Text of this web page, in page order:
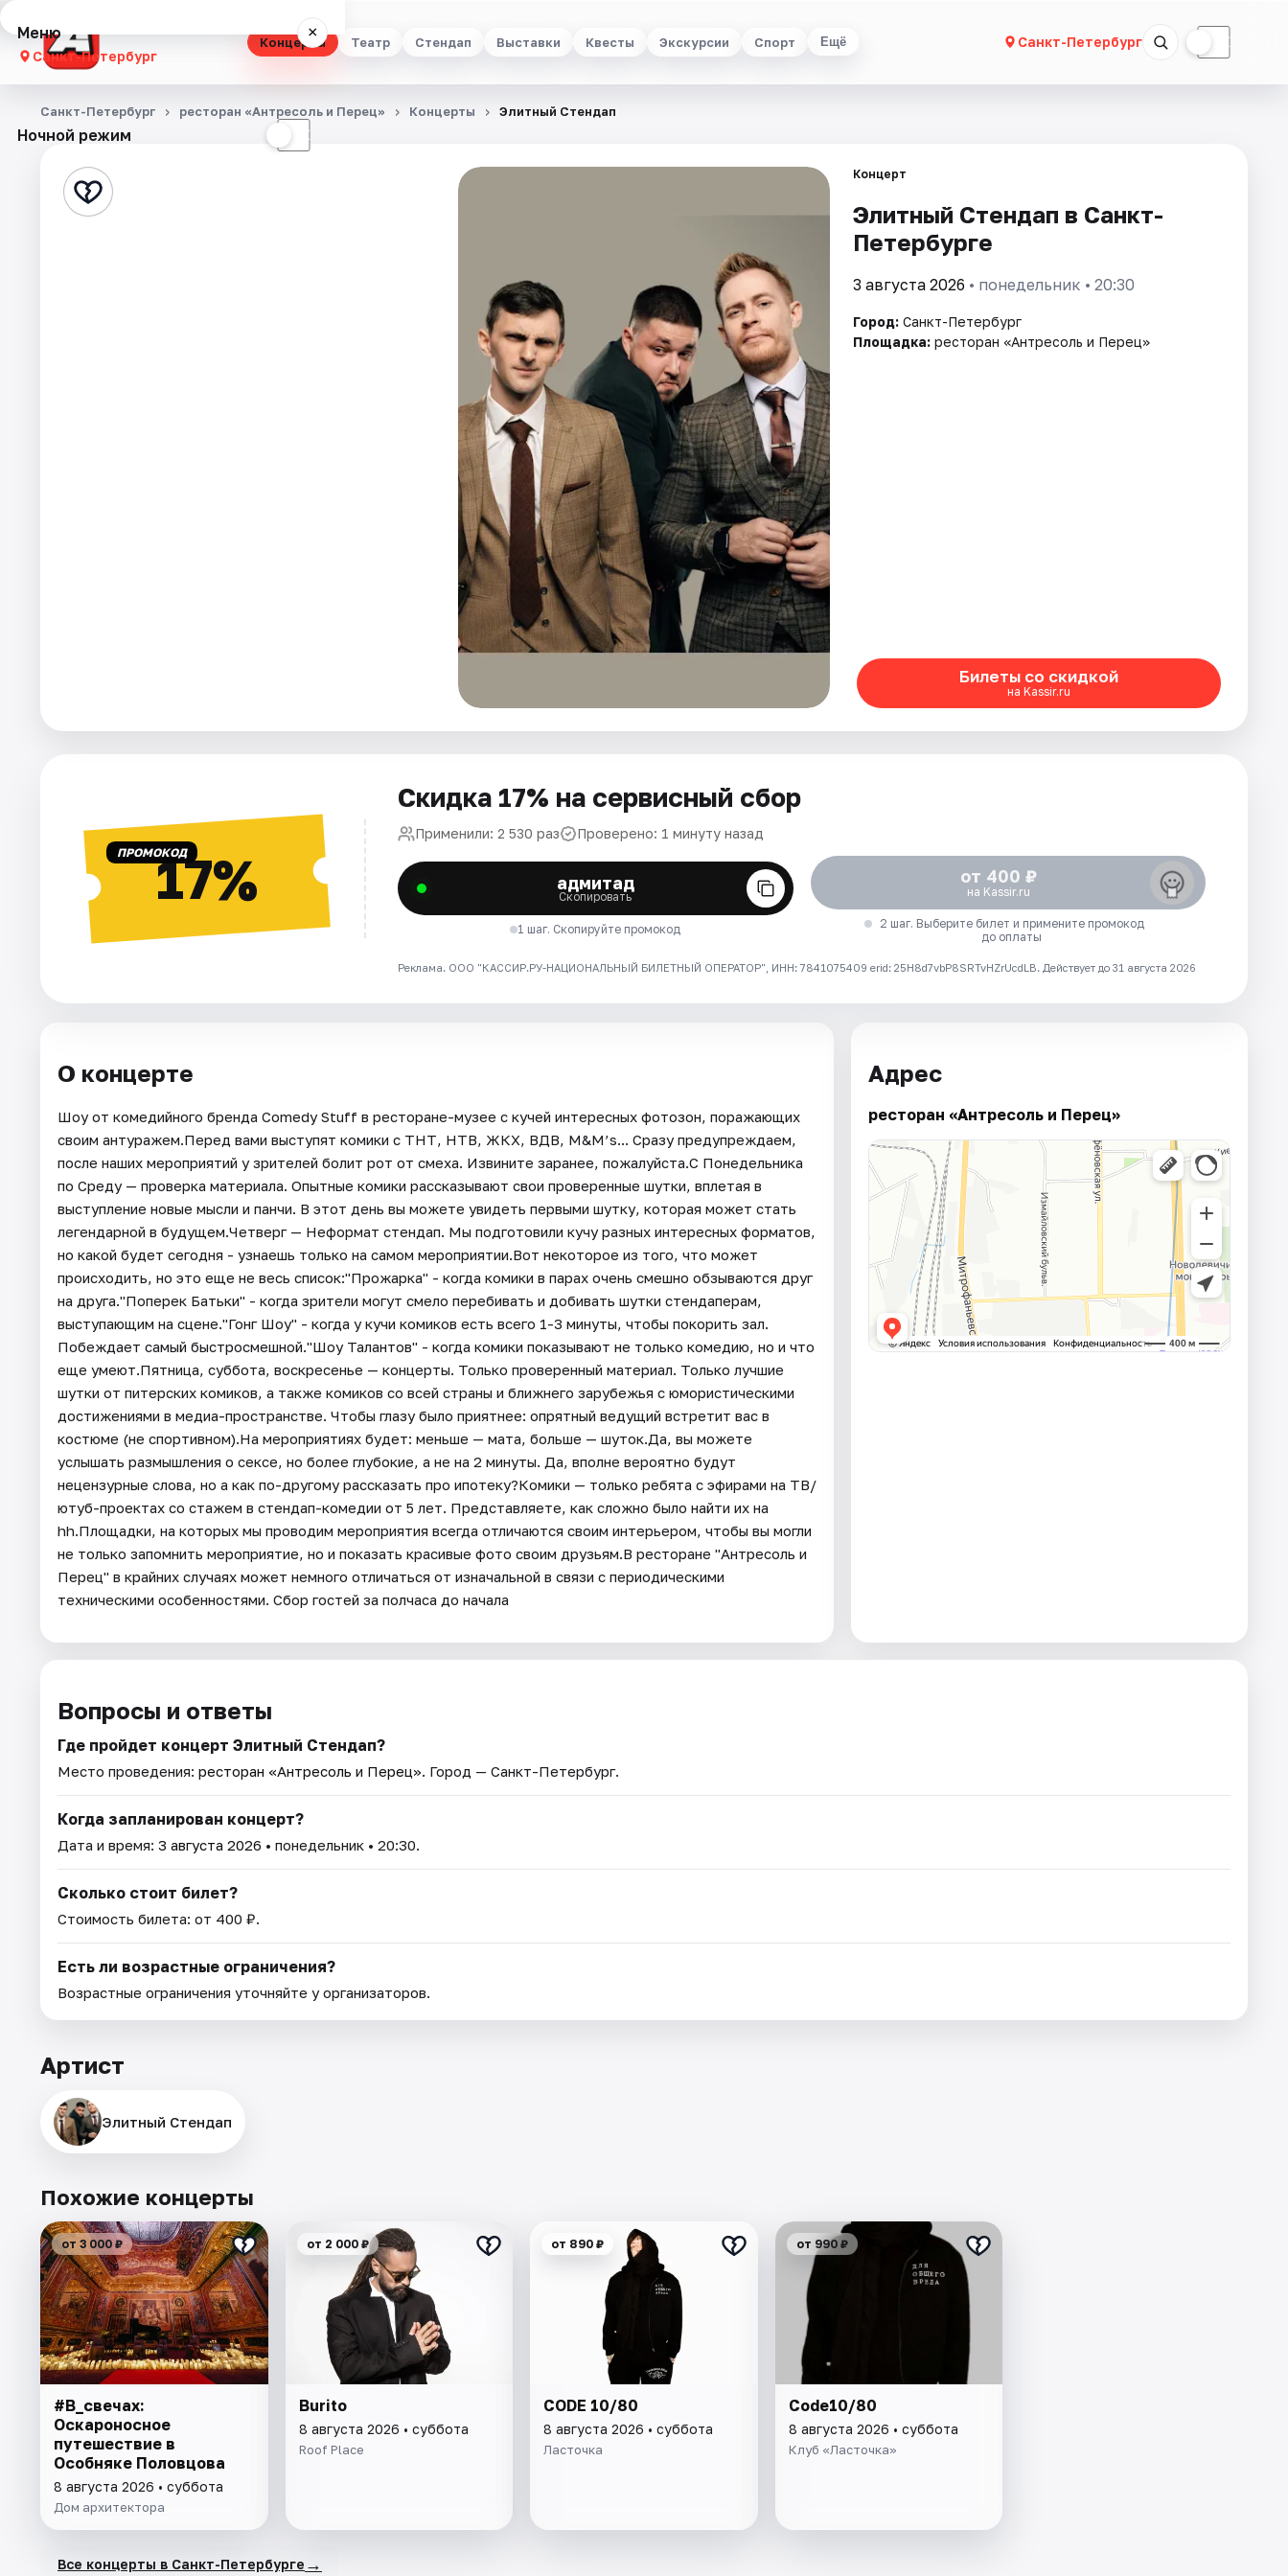
Концерты Театр Стендап Выставки Квесты Экскурсии Спорт Ещё Санкт-Петербург ☾
Меню ×
Санкт-Петербург
Концерты
Стендап
Ночной режим ☾
Санкт-Петербург ресторан «Антресоль и Перец» Концерты Элитный Стендап
Концерт
Элитный Стендап в Санкт-
Петербурге
3 августа 2026 • понедельник • 20:30
Город: Санкт-Петербург
Площадка: ресторан «Антресоль и Перец»
Билеты со скидкой
на Kassir.ru
ПРОМОКОД17%
Скидка 17% на сервисный сбор
Применили: 2 530 раз Проверено: 1 минуту назад
адмитад
Скопировать
1 шаг. Скопируйте промокод
от 400 ₽
на Kassir.ru
2 шаг. Выберите билет и примените промокод
до оплаты
Реклама. ООО "КАССИР.РУ-НАЦИОНАЛЬНЫЙ БИЛЕТНЫЙ ОПЕРАТОР", ИНН: 7841075409 erid: 25H8d7vbP8SRTvHZrUcdLB. Действует до 31 августа 2026
О концерте
Шоу от комедийного бренда Comedy Stuff в ресторане-музее с кучей интересных фотозон, поражающих
своим антуражем.Перед вами выступят комики с ТНТ, НТВ, ЖКХ, ВДВ, M&M’s... Сразу предупреждаем,
после наших мероприятий у зрителей болит рот от смеха. Извините заранее, пожалуйста.С Понедельника
по Среду — проверка материала. Опытные комики рассказывают свои проверенные шутки, вплетая в
выступление новые мысли и панчи. В этот день вы можете увидеть первыми шутку, которая может стать
легендарной в будущем.Четверг — Неформат стендап. Мы подготовили кучу разных интересных форматов,
но какой будет сегодня - узнаешь только на самом мероприятии.Вот некоторое из того, что может
происходить, но это еще не весь список:"Прожарка" - когда комики в парах очень смешно обзываются друг
на друга."Поперек Батьки" - когда зрители могут смело перебивать и добивать шутки стендаперам,
выступающим на сцене."Гонг Шоу" - когда у кучи комиков есть всего 1-3 минуты, чтобы покорить зал.
Побеждает самый быстросмешной."Шоу Талантов" - когда комики показывают не только комедию, но и что
еще умеют.Пятница, суббота, воскресенье — концерты. Только проверенный материал. Только лучшие
шутки от питерских комиков, а также комиков со всей страны и ближнего зарубежья с юмористическими
достижениями в медиа-пространстве. Чтобы глазу было приятнее: опрятный ведущий встретит вас в
костюме (не спортивном).На мероприятиях будет: меньше — мата, больше — шуток.Да, вы можете
услышать размышления о сексе, но более глубокие, а не на 2 минуты. Да, вполне вероятно будут
нецензурные слова, но а как по-другому рассказать про ипотеку?Комики — только ребята с эфирами на ТВ/
ютуб-проектах со стажем в стендап-комедии от 5 лет. Представляете, как сложно было найти их на
hh.Площадки, на которых мы проводим мероприятия всегда отличаются своим интерьером, чтобы вы могли
не только запомнить мероприятие, но и показать красивые фото своим друзьям.В ресторане "Антресоль и
Перец" в крайних случаях может немного отличаться от изначальной в связи с периодическими
техническими особенностями. Сбор гостей за полчаса до начала
Адрес
ресторан «Антресоль и Перец»
Вопросы и ответы
Где пройдет концерт Элитный Стендап?
Место проведения: ресторан «Антресоль и Перец». Город — Санкт-Петербург.
Когда запланирован концерт?
Дата и время: 3 августа 2026 • понедельник • 20:30.
Сколько стоит билет?
Стоимость билета: от 400 ₽.
Есть ли возрастные ограничения?
Возрастные ограничения уточняйте у организаторов.
Артист
Элитный Стендап
Похожие концерты
от 3 000 ₽
#В_свечах:
Оскароносное
путешествие в
Особняке Половцова
8 августа 2026 • суббота
Дом архитектора
от 2 000 ₽
Burito
8 августа 2026 • суббота
Roof Place
от 890 ₽
CODE 10/80
8 августа 2026 • суббота
Ласточка
от 990 ₽
Code10/80
8 августа 2026 • суббота
Клуб «Ласточка»
Все концерты в Санкт-Петербурге →